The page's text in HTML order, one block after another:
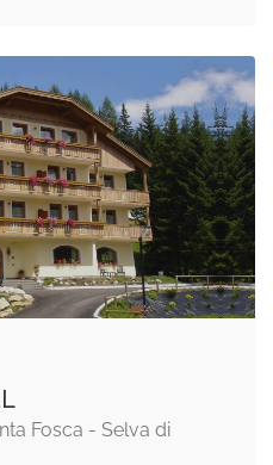
Fosca - Selva di